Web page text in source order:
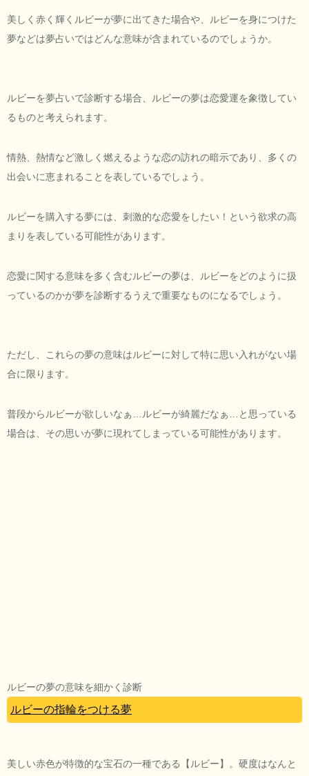
美しく赤く輝くルビーが夢に出てきた場合や、ルビーを身につけた
夢などは夢占いではどんな意味が含まれているのでしょうか。
ルビーを夢占いで診断する場合、ルビーの夢は恋愛運を象徴してい
るものと考えられます。
情熱、熱情など激しく燃えるような恋の訪れの暗示であり、多くの
出会いに恵まれることを表しているでしょう。
ルビーを購入する夢には、刺激的な恋愛をしたい！という欲求の高
まりを表している可能性があります。
恋愛に関する意味を多く含むルビーの夢は、ルビーをどのように扱
っているのかが夢を診断するうえで重要なものになるでしょう。
ただし、これらの夢の意味はルビーに対して特に思い入れがない場
合に限ります。
普段からルビーが欲しいなぁ…ルビーが綺麗だなぁ…と思っている
場合は、その思いが夢に現れてしまっている可能性があります。
ルビーの夢の意味を細かく診断
ルビーの指輪をつける夢
美しい赤色が特徴的な宝石の一種である【ルビー】。硬度はなんと